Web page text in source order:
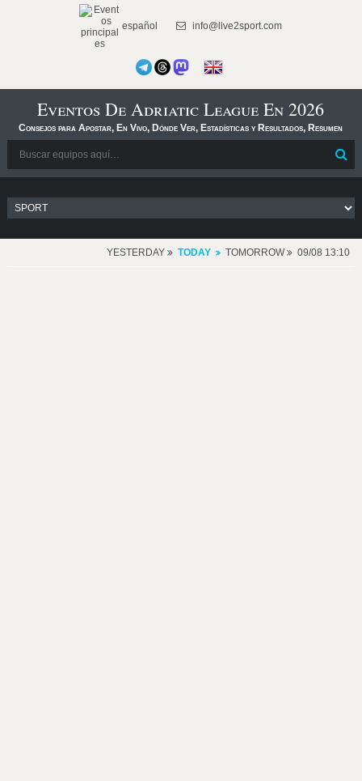
español info@live2sport.com
Eventos De Adriatic League En 2026
Consejos para Apostar, En Vivo, Dónde Ver, Estadísticas y Resultados, Resumen
YESTERDAY TODAY TOMORROW 09/08 13:10